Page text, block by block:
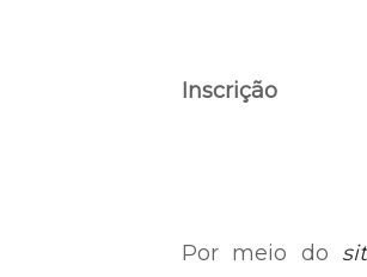
Inscrição
Por meio do